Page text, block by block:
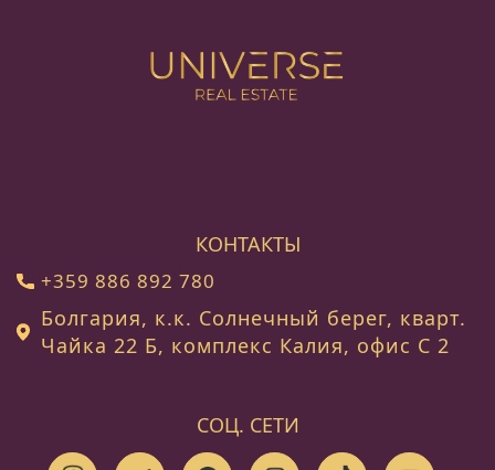
КОНТАКТЫ
+359 886 892 780
Болгария, к.к. Солнечный берег, кварт.
Чайка 22 Б, комплекс Калия, офис C 2
СОЦ. СЕТИ